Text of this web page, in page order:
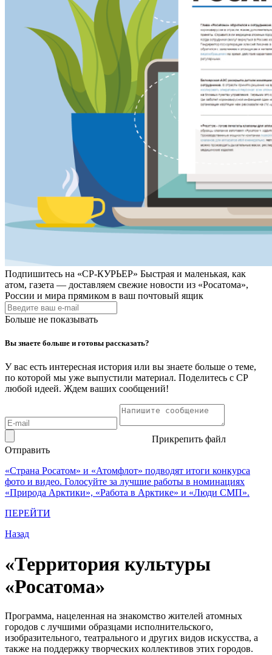
Подпишитесь на «СР-КУРЬЕР» Быстрая и маленькая, как
атом, газета — доставляем свежие новости из «Росатома»,
России и мира прямиком в ваш почтовый ящик
Больше не показывать
Вы знаете больше и готовы рассказать?
У вас есть интересная история или вы знаете больше о теме,
по которой мы уже выпустили материал. Поделитесь с СР
любой идеей. Ждем ваших сообщений!
Прикрепить файл
Отправить
«Страна Росатом» и «Атомфлот» подводят итоги конкурса
фото и видео. Голосуйте за лучшие работы в номинациях
«Природа Арктики», «Работа в Арктике» и «Люди СМП».
ПЕРЕЙТИ
Назад
«Территория культуры
«Росатома»
Программа, нацеленная на знакомство жителей атомных
городов с лучшими образцами исполнительского,
изобразительного, театрального и других видов искусства, а
также на поддержку творческих коллективов этих городов.